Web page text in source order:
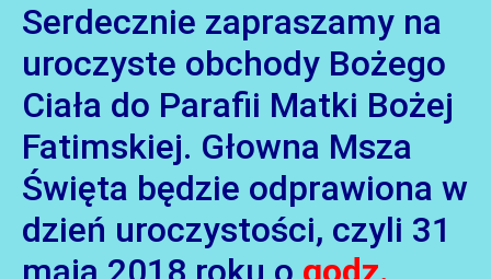
Serdecznie zapraszamy na
uroczyste obchody Bożego
Ciała do Parafii Matki Bożej
Fatimskiej. Głowna Msza
Święta będzie odprawiona w
dzień uroczystości, czyli 31
AKTUALNOŚCI